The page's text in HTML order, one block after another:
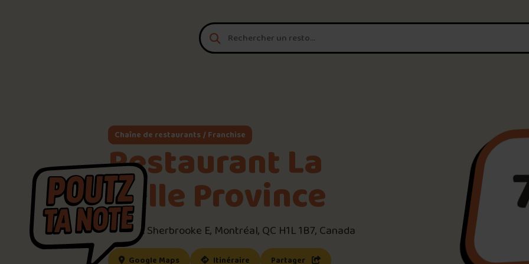
T'es un vrai
Connecte-toipour POUTZ ta
Trouve une POUTZ sur la
Palmarès des meilleures
Chaîne de restaurants / Franchise
Restaurant La
Belle Province
8660 R. Sherbrooke E, Montréal, QC H1L 1B7, Canada
Google Maps (ce lien s’ouvrira dans une nouvelle fenêtre)
Itinéraire (ce lien s’ouvrira dans une nouvelle fenêtre)
Partager